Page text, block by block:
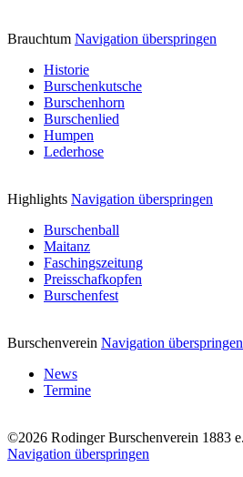
Brauchtum Navigation überspringen
Historie
Burschenkutsche
Burschenhorn
Burschenlied
Humpen
Lederhose
Highlights Navigation überspringen
Burschenball
Maitanz
Faschingszeitung
Preisschafkopfen
Burschenfest
Burschenverein Navigation überspringen
News
Termine
©2026 Rodinger Burschenverein 1883
Navigation überspringen